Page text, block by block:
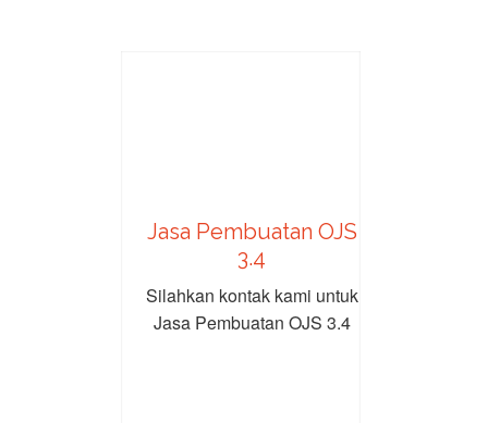
Jasa Pembuatan OJS
3.4
Silahkan kontak kami untuk
Jasa Pembuatan OJS 3.4